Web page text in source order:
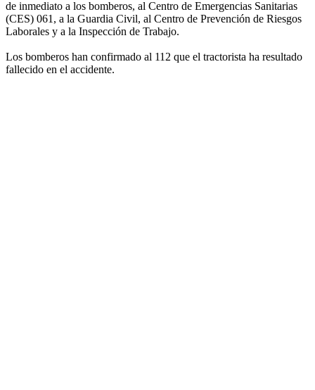
de inmediato a los bomberos, al Centro de Emergencias Sanitarias
(CES) 061, a la Guardia Civil, al Centro de Prevención de Riesgos
Laborales y a la Inspección de Trabajo.
Los bomberos han confirmado al 112 que el tractorista ha resultado
fallecido en el accidente.